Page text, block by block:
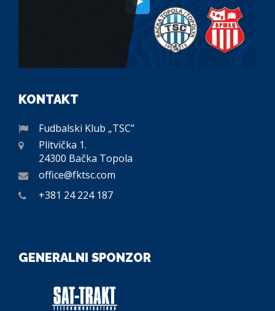
KONTAKT
Fudbalski Klub „TSC”
Plitvička 1.
24300 Bačka Topola
office@fktsc.com
+381 24 224 187
GENERALNI SPONZOR